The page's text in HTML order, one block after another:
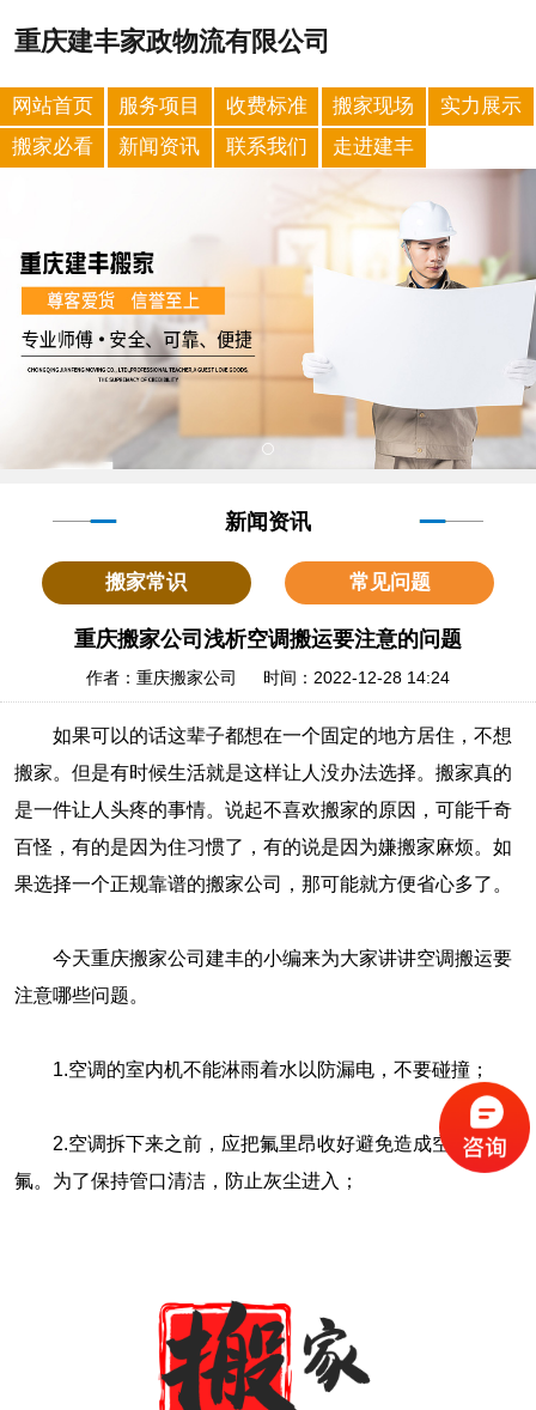
重庆建丰家政物流有限公司
网站首页 服务项目 收费标准 搬家现场
实力展示
搬家必看
新闻资讯 联系我们 走进建丰
新闻资讯
搬家常识 常见问题
重庆搬家公司浅析空调搬运要注意的问题
作者：重庆搬家公司 时间：2022-12-28 14:24
如果可以的话这辈子都想在一个固定的地方居住，不想
搬家。但是有时候生活就是这样让人没办法选择。搬家真的
是一件让人头疼的事情。说起不喜欢搬家的原因，可能千奇
百怪，有的是因为住习惯了，有的说是因为嫌搬家麻烦。如
果选择一个正规靠谱的搬家公司，那可能就方便省心多了。
今天重庆搬家公司建丰的小编来为大家讲讲空调搬运要
注意哪些问题。
1.空调的室内机不能淋雨着水以防漏电，不要碰撞；
2.空调拆下来之前，应把氟里昂收好避免造成空调缺
氟。为了保持管口清洁，防止灰尘进入；